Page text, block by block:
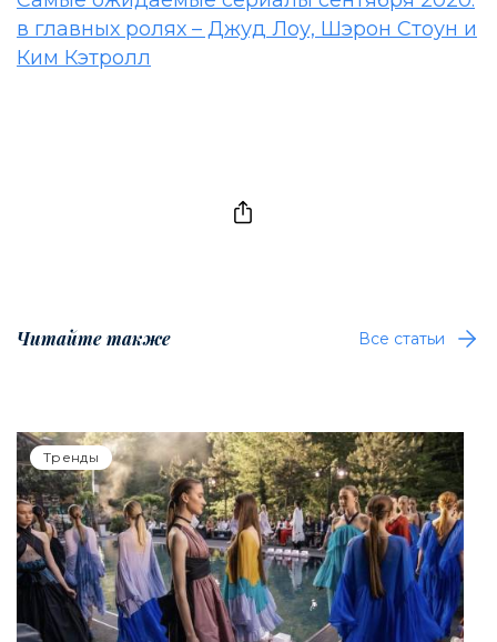
в главных ролях – Джуд Лоу, Шэрон Стоун и
Ким Кэтролл
Читайте также Все статьи